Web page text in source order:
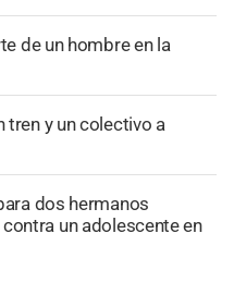
de un hombre en la
tren y un colectivo a
dos hermanos
un adolescente en